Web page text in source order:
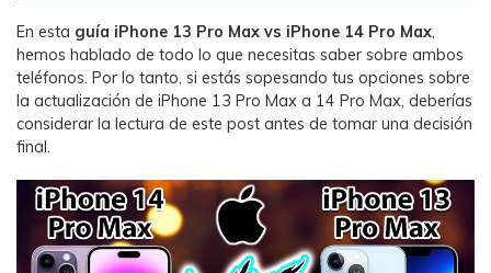
Transferencia de Datos de un
Celular a Otro
Transfiere contactos, fotos, música,
videos, SMS y otros tipos de
Apps
En esta guía iPhone 13 Pro Max vs iPhone 14 Pro Max,
hemos hablado de todo lo que necesitas saber sobre ambos
teléfonos. Por lo tanto, si estás sopesando tus opciones sobre
la actualización de iPhone 13 Pro Max a 14 Pro Max, deberías
considerar la lectura de este post antes de tomar una decisión
final.